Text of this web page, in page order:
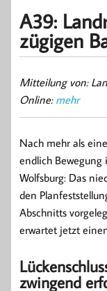
A39:
zügigen
Mitteilung von:
Online: mehr
Nach mehr als
endlich Bewegung
Wolfsburg: Das
den
Abschnitts
erwartet jetzt
zwingend